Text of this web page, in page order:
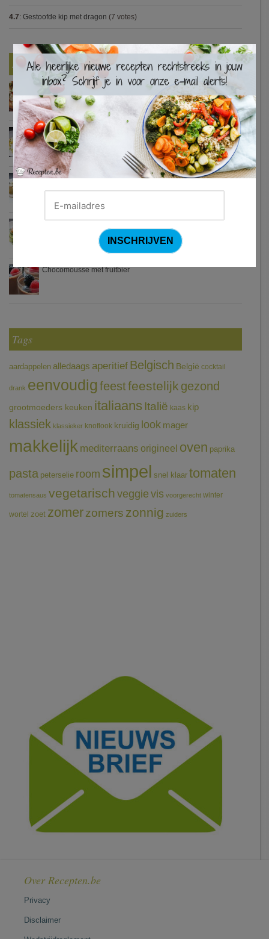
4.7: Gestoofde kip met dragon (7 votes)
Nieuwste Recepten
Turkse pizza met halloumi en courgette
Waterzooi van pladijs met venkel (Colruyt)
Zweedse gehaktballetjes
Chocomousse met fruitbier
Tags
aardappelen alledaags aperitief Belgisch België cocktail
drank eenvoudigfeestfeestelijk gezond
grootmoeders keuken italiaans Italië kaas kip
klassiek klassieker knoflook kruidig look mager
makkelijk mediterraans origineel oven paprika
pasta peterselie room simpel snel klaar tomaten
tomatensaus vegetarischveggie vis voorgerecht winter
wortel zoet zomerzomers zonnig zuiders
Over Recepten.be
Privacy
Disclaimer
×